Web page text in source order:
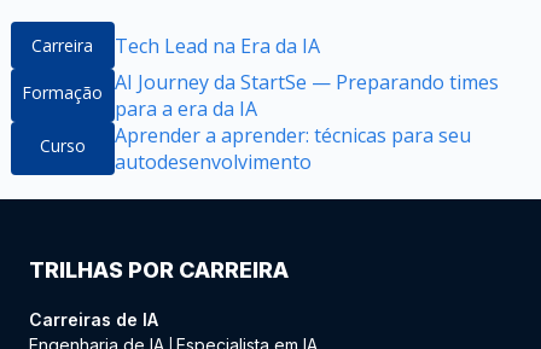
Carreira Tech Lead na Era da IA
Formação AI Journey da StartSe — Preparando times
para a era da IA
Curso
Aprender a aprender: técnicas para seu
autodesenvolvimento
TRILHAS POR CARREIRA
Carreiras de IA
Engenharia de IA Especialista em IA